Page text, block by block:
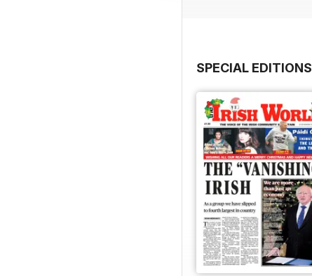
SPECIAL EDITIONS